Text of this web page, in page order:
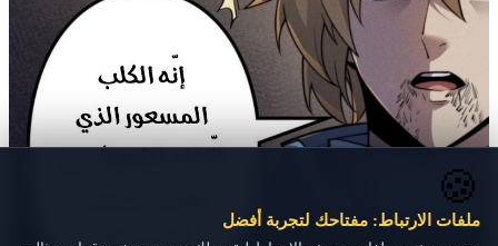
🍪
ملفات الارتباط: مفتاحك لتجربة أفضل